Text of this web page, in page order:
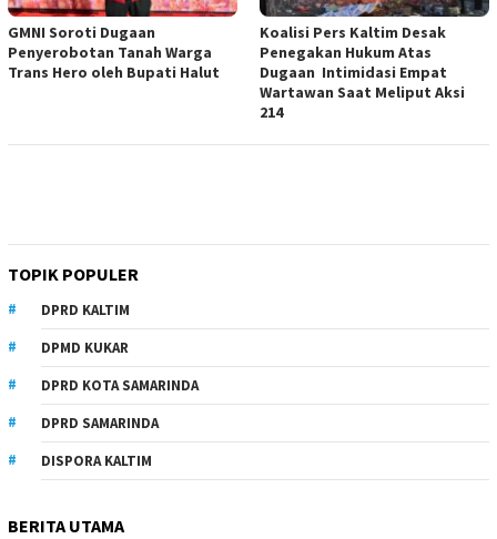
GMNI Soroti Dugaan
Penyerobotan Tanah Warga
Trans Hero oleh Bupati Halut
Koalisi Pers Kaltim Desak
Penegakan Hukum Atas
Dugaan Intimidasi Empat
Wartawan Saat Meliput Aksi
214
TOPIK POPULER
DPRD KALTIM
DPMD KUKAR
DPRD KOTA SAMARINDA
DPRD SAMARINDA
DISPORA KALTIM
BERITA UTAMA